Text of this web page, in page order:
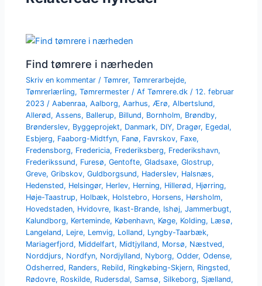
Find tømrere i nærheden
Skriv en kommentar /Tømrer,Tømrerarbejde,
Tømrerlærling,Tømrermester / AfTømrere.dk/12. februar
2023/Aabenraa,Aalborg,Aarhus,Ærø,Albertslund,
Allerød,Assens, Ballerup, Billund, Bornholm, Brøndby,
Brønderslev, Byggeprojekt, Danmark, DIY, Dragør, Egedal,
Esbjerg, Faaborg-Midtfyn, Fanø, Favrskov, Faxe,
Fredensborg, Fredericia, Frederiksberg, Frederikshavn,
Frederikssund, Furesø,Gentofte,Gladsaxe,Glostrup,
Greve,Gribskov,Guldborgsund, Haderslev, Halsnæs,
Hedensted, Helsingør, Herlev, Herning, Hillerød, Hjørring,
Høje-Taastrup, Holbæk, Holstebro, Horsens, Hørsholm,
Hovedstaden, Hvidovre, Ikast-Brande, Ishøj,Jammerbugt,
Kalundborg, Kerteminde, København, Køge, Kolding, Læsø,
Langeland, Lejre, Lemvig, Lolland, Lyngby-Taarbæk,
Mariagerfjord, Middelfart, Midtjylland, Morsø, Næstved,
Norddjurs, Nordfyn, Nordjylland, Nyborg,Odder,Odense,
Odsherred, Randers, Rebild, Ringkøbing-Skjern, Ringsted,
Rødovre, Roskilde, Rudersdal, Samsø, Silkeborg, Sjælland,